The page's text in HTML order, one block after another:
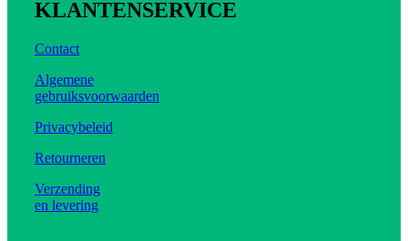
KLANTENSERVICE
Contact
Algemene
gebruiksvoorwaarden
Privacybeleid
Retourneren
Verzending
en levering